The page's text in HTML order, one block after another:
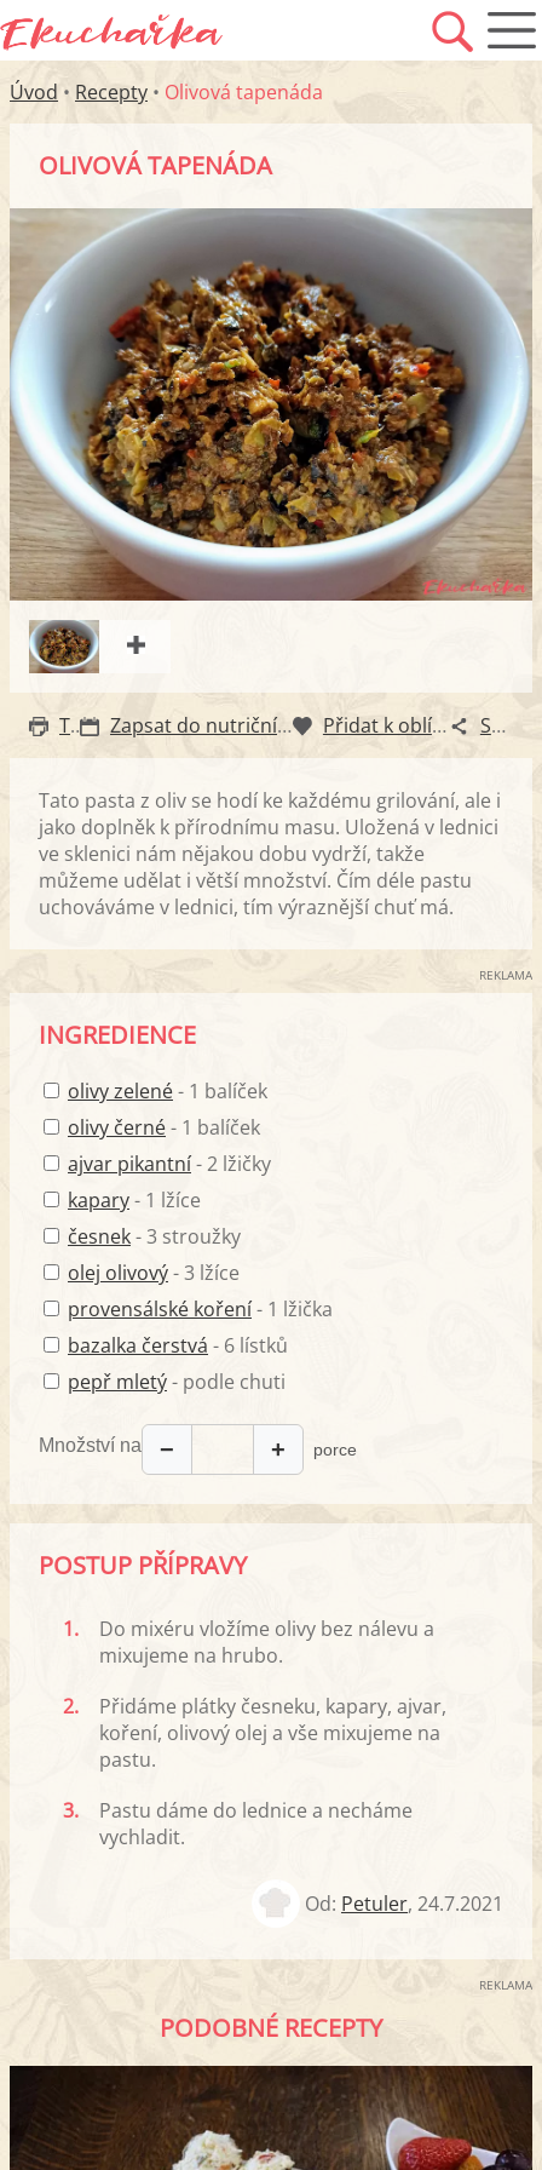
Úvod • Recepty • Olivová tapenáda
OLIVOVÁ TAPENÁDA
Tisk Zapsat do nutričního diáře Přidat k oblíbeným Sdílet
Tato pasta z oliv se hodí ke každému grilování, ale i
jako doplněk k přírodnímu masu. Uložená v lednici
ve sklenici nám nějakou dobu vydrží, takže
můžeme udělat i větší množství. Čím déle pastu
uchováváme v lednici, tím výraznější chuť má.
REKLAMA
INGREDIENCE
olivy zelené- 1 balíček
olivy černé- 1 balíček
ajvar pikantní- 2 lžičky
kapary- 1 lžíce
česnek- 3 stroužky
olej olivový- 3 lžíce
provensálské koření- 1 lžička
bazalka čerstvá - 6 lístků
pepř mletý- podle chuti
Množství na − + porce
POSTUP PŘÍPRAVY
1.
Do mixéru vložíme olivy bez nálevu a
mixujeme na hrubo.
2.
Přidáme plátky česneku, kapary, ajvar,
koření, olivový olej a vše mixujeme na
pastu.
3.
Pastu dáme do lednice a necháme
vychladit.
Od: Petuler, 24.7.2021
REKLAMA
PODOBNÉ RECEPTY